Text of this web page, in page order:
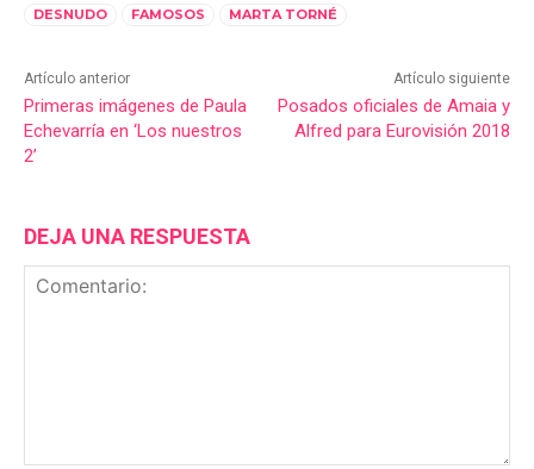
DESNUDO FAMOSOS MARTA TORNÉ
Artículo anterior
Primeras imágenes de Paula
Echevarría en ‘Los nuestros
2’
Artículo siguiente
Posados oficiales de Amaia y
Alfred para Eurovisión 2018
DEJA UNA RESPUESTA